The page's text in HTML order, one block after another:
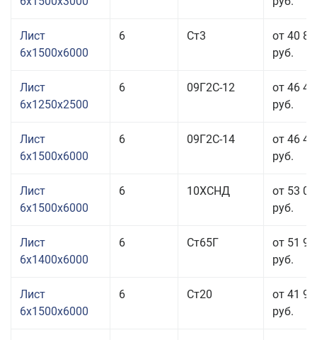
Лист
6x1500x6000
6 Ст3
от 40
руб.
Лист
6x1250x2500
6 09Г2С-12
от 46
руб.
Лист
6x1500x6000
6 09Г2С-14
от 46
руб.
Лист
6x1500x6000
6 10ХСНД
от 53
руб.
Лист
6x1400x6000
6 Ст65Г
от 51
руб.
Лист
6x1500x6000
6 Ст20
от 41
руб.